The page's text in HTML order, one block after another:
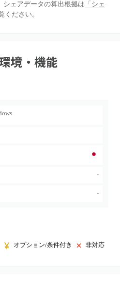
シェアデータの算出根拠は 「シェ
ください。
境・機能
-
-
オプション/条件付き 非対応